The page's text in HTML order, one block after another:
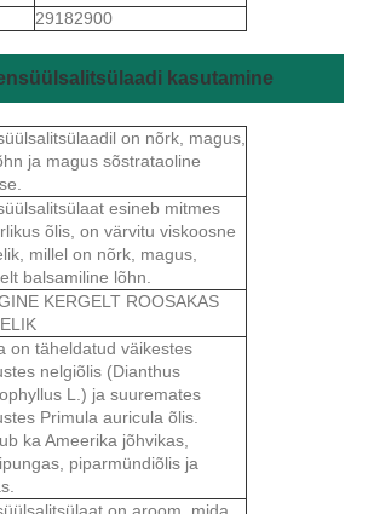
29182900
kasutamine
on nõrk, magus,
ja magus sõstrataoline
esineb mitmes
õlis, on värvitu viskoosne
millel on nõrk, magus,
balsamiline lõhn.
KERGELT ROOSAKAS
on täheldatud väikestes
nelgiõlis (Dianthus
L.) ja suuremates
Primula auricula õlis.
ka Ameerika jõhvikas,
piparmündiõlis ja
on aroom, mida